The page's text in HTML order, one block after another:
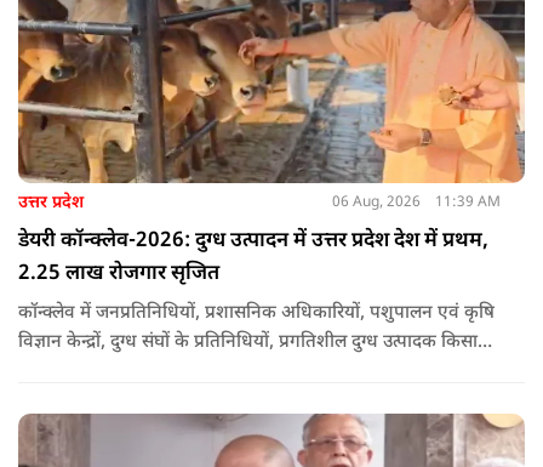
उत्तर प्रदेश 06 Aug, 2026 11:39 AM
डेयरी कॉन्क्लेव-2026: दुग्ध उत्पादन में उत्तर प्रदेश देश में प्रथम,
2.25 लाख रोजगार सृजित
कॉन्क्लेव में जनप्रतिनिधियों, प्रशासनिक अधिकारियों, पशुपालन एवं कृषि
विज्ञान केन्द्रों, दुग्ध संघों के प्रतिनिधियों, प्रगतिशील दुग्ध उत्पादक किसानों,